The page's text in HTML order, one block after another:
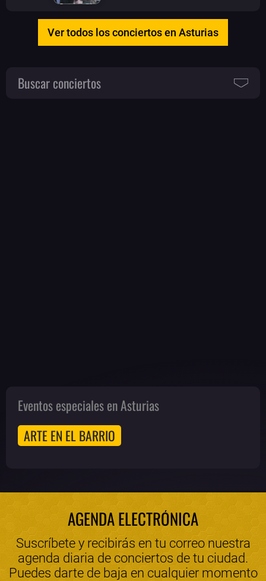
Ver todos los conciertos en Asturias
Buscar conciertos
Eventos especiales en Asturias
ARTE EN EL BARRIO
AGENDA ELECTRÓNICA
Suscríbete y recibirás en tu correo nuestra
agenda diaria de conciertos de tu ciudad.
Puedes darte de baja en cualquier momento